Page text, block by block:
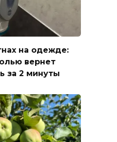
на одежде:
вернет
за 2 минуты